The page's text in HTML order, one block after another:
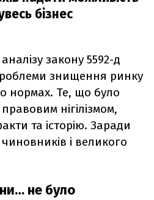
бізнес
закону 5592-д
знищення ринку
нормах. Те, що було
нігілізмом,
та історію. Заради
і великого
не було